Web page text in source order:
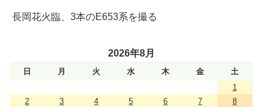
長岡花火臨、3本のE653系を撮る
2026年8月
日 月 火 水 木 金
土
1
2
3 4 5 6 7
8